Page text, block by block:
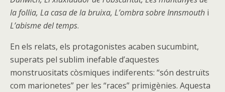
la follia, La casa de la bruixa, L’ombra sobre Innsmouth i
L’abisme del temps.
En els relats, els protagonistes acaben sucumbint,
superats pel sublim inefable d’aquestes
monstruositats còsmiques indiferents: “són destruïts
com marionetes” per les “races” primigènies. Aquesta